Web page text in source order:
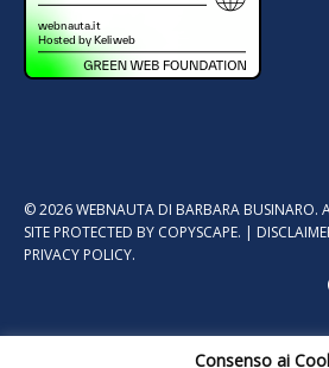
© 2026 WEBNAUTA DI BARBARA BUSINARO.
SITE PROTECTED BY COPYSCAPE. |
PRIVACY POLICY.
Consenso ai